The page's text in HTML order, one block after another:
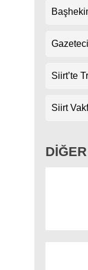
Siirt’te
Siirt